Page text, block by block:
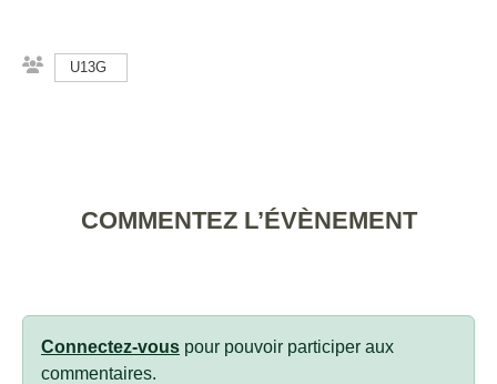
U13G
COMMENTEZ L’ÉVÈNEMENT
Connectez-vous pour pouvoir participer aux
commentaires.